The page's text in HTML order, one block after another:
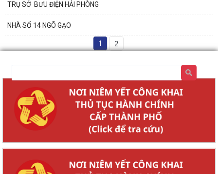
TRỤ SỞ BƯU ĐIỆN HẢI PHÒNG
NHÀ SỐ 14 NGÕ GẠO
1 2